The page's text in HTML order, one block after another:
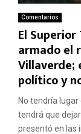
Comentarios
El
armado el
Villaverde;
político y
No tendría
tendrá que
presentó en las